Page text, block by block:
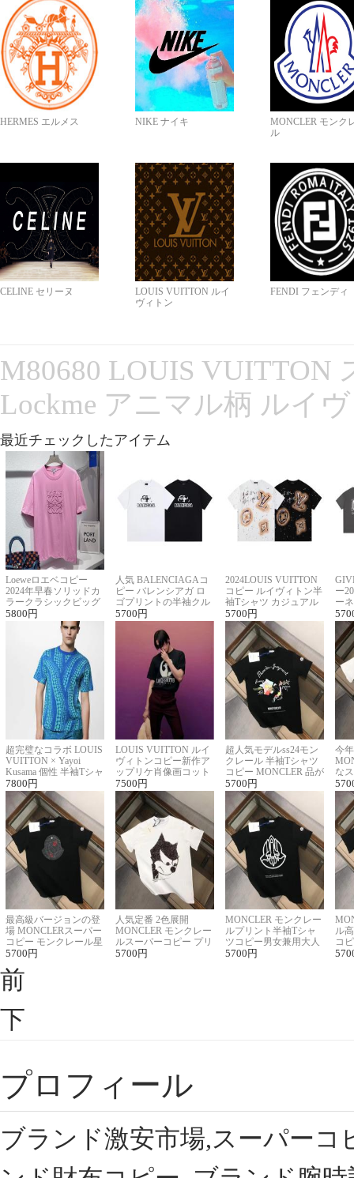
HERMES エルメス NIKE ナイキ
MONCLER モンク
ル
CELINE セリーヌ
LOUIS VUITTON ルイ
ヴィトン
FENDI フェンディ
M80680 LOUIS VUITTON
Lockme アニマル柄 ルイ
最近チェックしたアイテム
Loeweロエベコピー
2024年早春ソリッドカ
ラークラシックビッグ
ロゴ刺繍Tシャツ
5800 円
人気 BALENCIAGAコ
ピー バレンシアガ ロ
ゴプリントの半袖クル
ーネックTシャツ
5700 円
2024LOUIS VUITTON
コピー ルイヴィトン半
袖Tシャツ カジュアル
に馴染む 2色展開
5700 円
ー
ー
ー
超完璧なコラボ LOUIS
VUITTON × Yayoi
Kusama 個性 半袖Tシャ
ツコピー男女兼用
7800 円
LOUIS VUITTON ルイ
ヴィトンコピー新作ア
ップリケ肖像画コット
ンニット半袖Tシャツ
7500 円
超人気モデルss24モン
クレール 半袖Tシャツ
コピー MONCLER 品が
良く見た目
5700 円
今
な
ル
最高級バージョンの登
場 MONCLERスーパー
コピー モンクレール星
座半袖Tシャツ
5700 円
人気定番 2色展開
MONCLER モンクレー
ルスーパーコピー プリ
ント半袖Tシャツ
5700 円
MONCLER モンクレー
ルプリント半袖Tシャ
ツコピー男女兼用大人
可愛い春夏コーデ
5700 円
ル
コ
ィ
前
下
プロフィール
ブランド激安市場,スーパー